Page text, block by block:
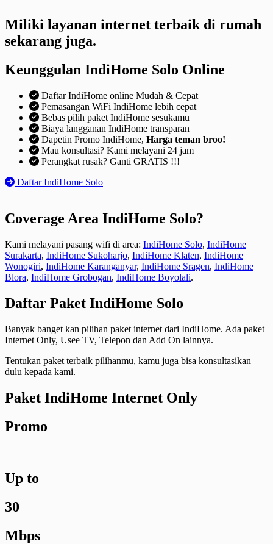
Miliki layanan internet terbaik di rumah
sekarang juga.
Keunggulan IndiHome Solo Online
Daftar IndiHome online Mudah & Cepat
Pemasangan WiFi IndiHome lebih cepat
Bebas pilih paket IndiHome sesukamu
Biaya langganan IndiHome transparan
Dapetin Promo IndiHome, Harga teman broo!
Mau konsultasi? Kami melayani 24 jam
Perangkat rusak? Ganti GRATIS !!!
Daftar IndiHome Solo
Coverage Area IndiHome Solo?
Kami melayani pasang wifi di area: IndiHome Solo, IndiHome
Surakarta, IndiHome Sukoharjo, IndiHome Klaten, IndiHome
Wonogiri, IndiHome Karanganyar, IndiHome Sragen, IndiHome
Blora, IndiHome Grobogan, IndiHome Boyolali.
Daftar Paket IndiHome Solo
Banyak banget kan pilihan paket internet dari IndiHome. Ada paket
Internet Only, Usee TV, Telepon dan Add On lainnya.
Tentukan paket terbaik pilihanmu, kamu juga bisa konsultasikan
dulu kepada kami.​
Paket IndiHome Internet Only
Promo
Up to
30
Mbps